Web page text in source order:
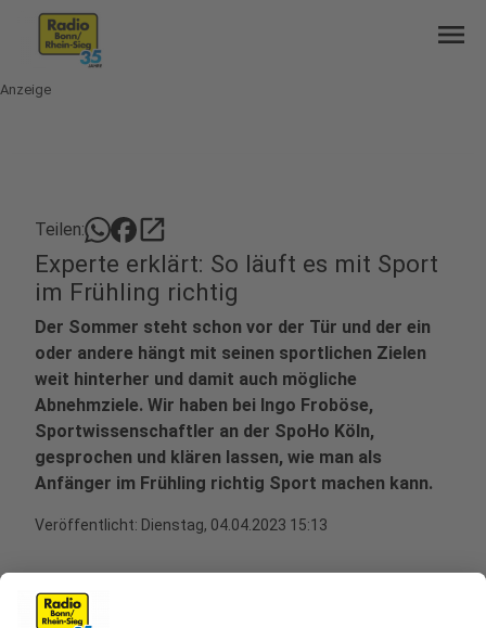
menu
Anzeige
Teilen: open_in_new
Experte erklärt: So läuft es mit Sport
im Frühling richtig
Der Sommer steht schon vor der Tür und der ein
oder andere hängt mit seinen sportlichen Zielen
weit hinterher und damit auch mögliche
Abnehmziele. Wir haben bei Ingo Froböse,
Sportwissenschaftler an der SpoHo Köln,
gesprochen und klären lassen, wie man als
Anfänger im Frühling richtig Sport machen kann.
Veröffentlicht: Dienstag, 04.04.2023 15:13